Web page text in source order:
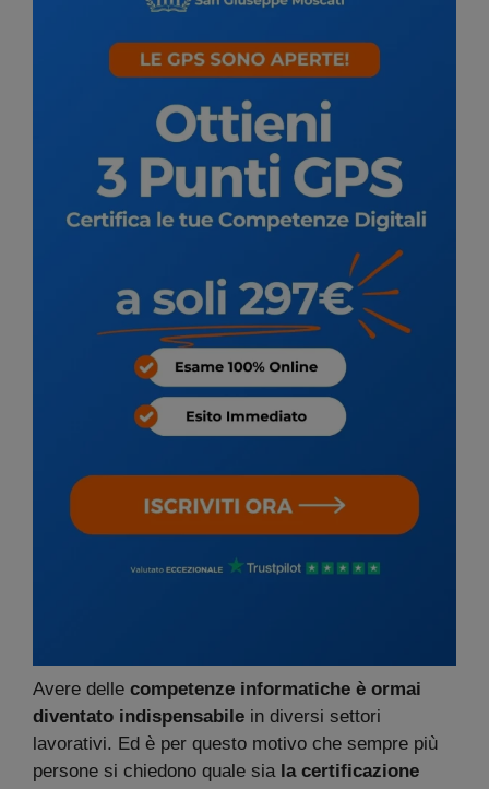
Avere delle competenze informatiche è ormai
diventato indispensabile in diversi settori
lavorativi. Ed è per questo motivo che sempre più
persone si chiedono quale sia la certificazione